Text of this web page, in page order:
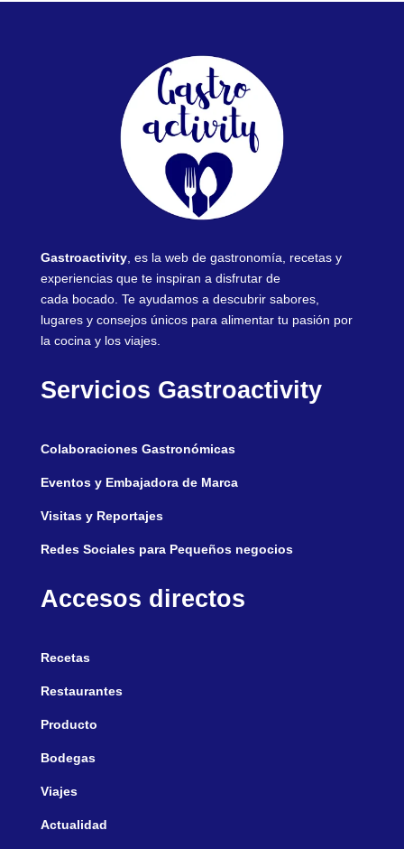
Gastroactivity, es la web de gastronomía, recetas y
experiencias que te inspiran a disfrutar de
cada bocado. Te ayudamos a descubrir sabores,
lugares y consejos únicos para alimentar tu pasión por
la cocina y los viajes.
Servicios Gastroactivity
Colaboraciones Gastronómicas
Eventos y Embajadora de Marca
Visitas y Reportajes
Redes Sociales para Pequeños negocios
Accesos directos
Recetas
Restaurantes
Producto
Bodegas
Viajes
Actualidad